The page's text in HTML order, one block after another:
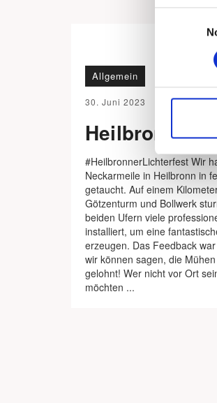
Allgemein
30. Juni 2023
Heilbronner
#HeilbronnerLichterfest Wir
Neckarmeile in Heilbronn in
getaucht. Auf einem
Götzenturm und Bollwerk
beiden Ufern viele
installiert, um eine
erzeugen. Das Feedback
wir können sagen, die
gelohnt! Wer nicht vor Ort
möchten ...